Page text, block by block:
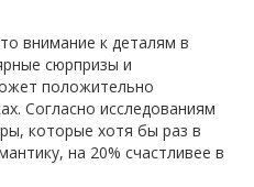
внимание к деталям в
сюрпризы и
положительно
Согласно исследованиям
которые хотя бы раз в
на 20% счастливее в